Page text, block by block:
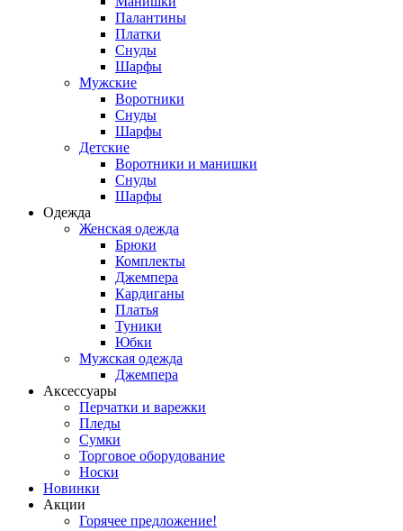
Палантины
Платки
Снуды
Шарфы
Мужские
Воротники
Снуды
Шарфы
Детские
Воротники и манишки
Снуды
Шарфы
Одежда
Женская одежда
Брюки
Комплекты
Джемпера
Кардиганы
Платья
Туники
Юбки
Мужская одежда
Джемпера
Аксессуары
Перчатки и варежки
Пледы
Сумки
Торговое оборудование
Носки
Новинки
Акции
Горячее предложение!